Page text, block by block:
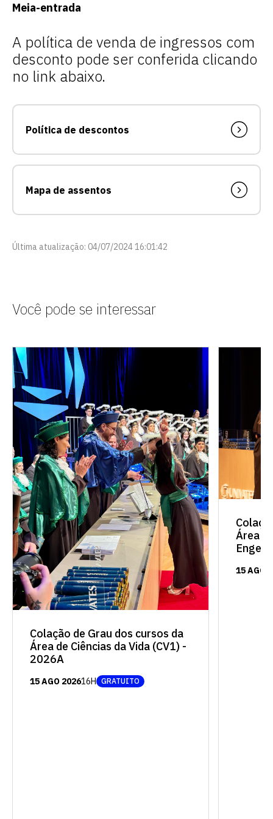
Meia-entrada
A política de venda de ingressos com
desconto pode ser conferida clicando
no link abaixo.
Política de descontos
Mapa de assentos
Última atualização: 04/07/2024 16:01:42
Você pode se interessar
Colação de Grau dos cursos da
Área de Ciências da Vida (CV1) -
2026A
15 AGO 202616H GRATUITO
Área
15 AGO
Escolha a vaga que você
quer concorrer: